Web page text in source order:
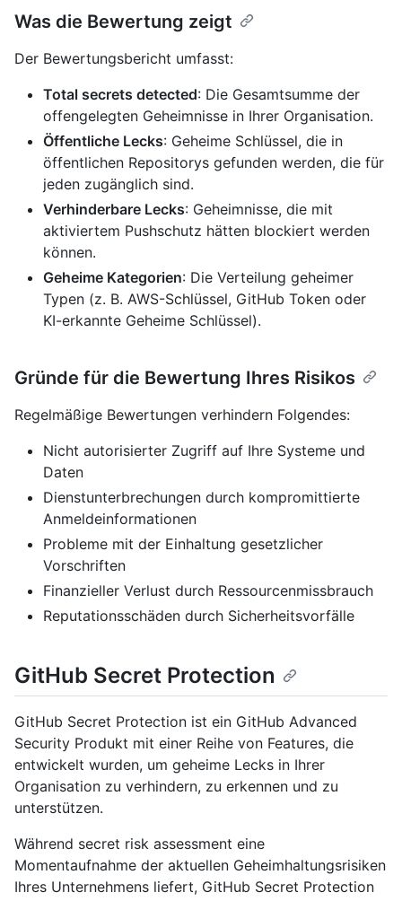
Was die Bewertung zeigt
Der Bewertungsbericht umfasst:
Total secrets detected: Die Gesamtsumme der
offengelegten Geheimnisse in Ihrer Organisation.
Öffentliche Lecks: Geheime Schlüssel, die in
öffentlichen Repositorys gefunden werden, die für
jeden zugänglich sind.
Verhinderbare Lecks: Geheimnisse, die mit
aktiviertem Pushschutz hätten blockiert werden
können.
Geheime Kategorien: Die Verteilung geheimer
Typen (z. B. AWS-Schlüssel, GitHub Token oder
KI-erkannte Geheime Schlüssel).
Gründe für die Bewertung Ihres Risikos
Regelmäßige Bewertungen verhindern Folgendes:
Nicht autorisierter Zugriff auf Ihre Systeme und
Daten
Dienstunterbrechungen durch kompromittierte
Anmeldeinformationen
Probleme mit der Einhaltung gesetzlicher
Vorschriften
Finanzieller Verlust durch Ressourcenmissbrauch
Reputationsschäden durch Sicherheitsvorfälle
GitHub Secret Protection
GitHub Secret Protection ist ein GitHub Advanced
Security Produkt mit einer Reihe von Features, die
entwickelt wurden, um geheime Lecks in Ihrer
Organisation zu verhindern, zu erkennen und zu
unterstützen.
Während secret risk assessment eine
Momentaufnahme der aktuellen Geheimhaltungsrisiken
Ihres Unternehmens liefert, GitHub Secret Protection